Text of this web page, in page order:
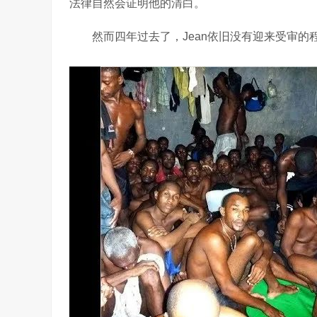
法律自然会证明他的清白。
然而四年过去了，Jean依旧没有迎来受审的